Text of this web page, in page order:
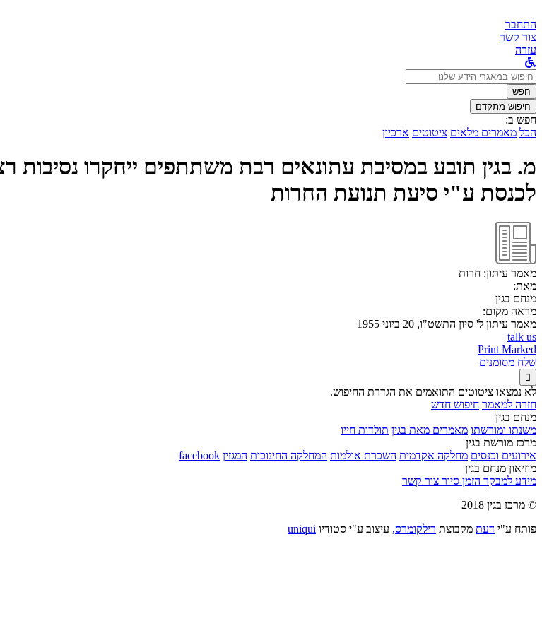
התחבר
צור קשר
עזרה
לחפש
ב:חפש
חיפוש מתקדם
חפש ב:
הכל מאמרים מלאים ציטוטים ארכיון
מ. בגין תובע במסיבת עתונאים רבת משתתפים ייחקרו נסיבות
לכנסת ע"י סיעת תנועת החרות
מאמר עיתון: חרות
מאת:
מנחם בגין
מראה מקום:
מאמר עיתון ל' סיון התשט"ו, 20 ביוני 1955
talk us
Print Marked
שלח מסומנים

לא נמצאו ציטוטים התואמים את הגדרת החיפוש.
חזרה למאמר חיפוש חדש
מנחם בגין
משנתו ומורשתו מאמרים מאת בגין תולדות חייו
מרכז מורשת בגין
אירועים וכנסים מחלקה אקדמית השכרת אולמות המחלקה החינוכית המגזין facebook
מוזיאון מנחם בגין
מידע למבקר הזמן סיור צור קשר
© מרכז בגין 2018
פותח ע"י דעת מקבוצת רילקומרס, עיצוב ע"י סטודיו uniqui